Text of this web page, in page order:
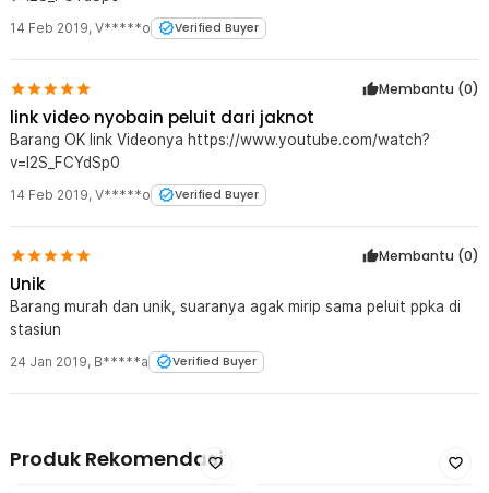
14 Feb 2019, V*****o Verified Buyer
Membantu (0)
link video nyobain peluit dari jaknot
Barang OK link Videonya https://www.youtube.com/watch?
v=I2S_FCYdSp0
14 Feb 2019, V*****o Verified Buyer
Membantu (0)
Unik
Barang murah dan unik, suaranya agak mirip sama peluit ppka di
stasiun
24 Jan 2019, B*****a Verified Buyer
Produk Rekomendasi